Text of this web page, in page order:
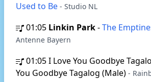
Used to Be - Studio NL
01:05 Linkin Park-The
Antenne Bayern
01:05I Love You Goodbye
You Goodbye Tagalog (Male) -